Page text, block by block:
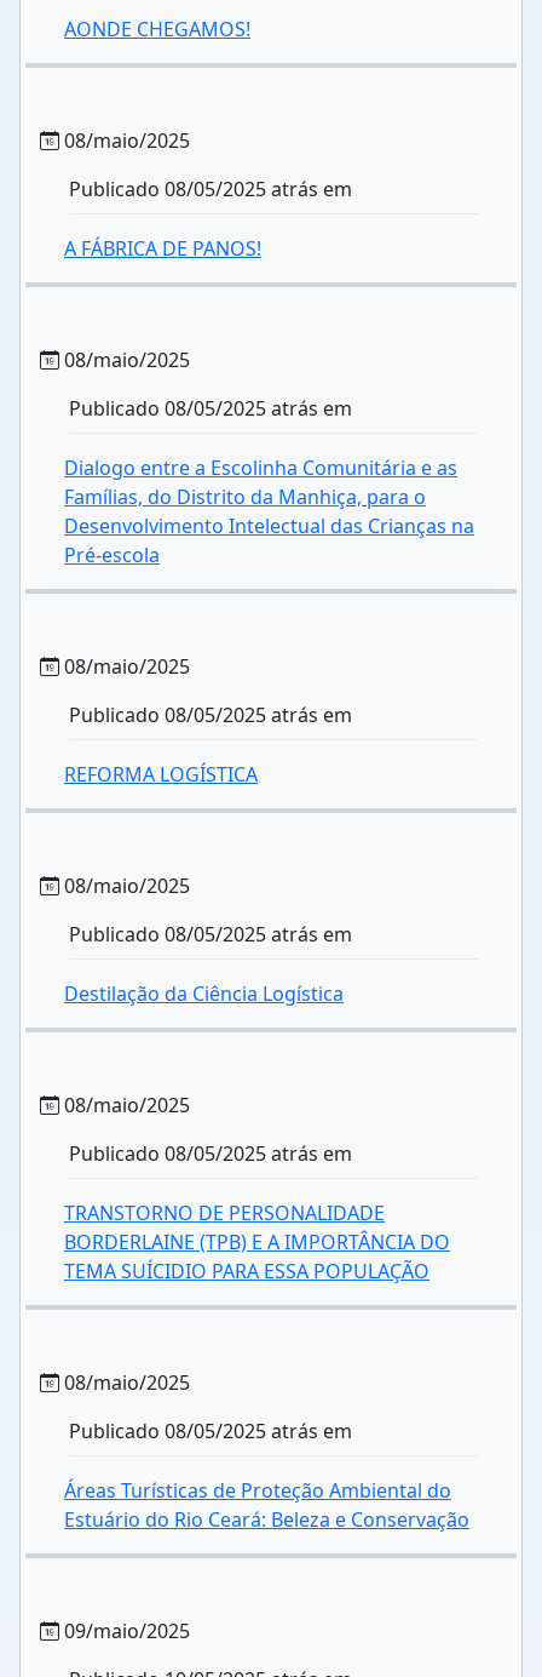
AONDE CHEGAMOS!
08/maio/2025
Publicado 08/05/2025 atrás em
A FÁBRICA DE PANOS!
08/maio/2025
Publicado 08/05/2025 atrás em
Dialogo entre a Escolinha Comunitária e as
Famílias, do Distrito da Manhiça, para o
Desenvolvimento Intelectual das Crianças na
Pré-escola
08/maio/2025
Publicado 08/05/2025 atrás em
REFORMA LOGÍSTICA
08/maio/2025
Publicado 08/05/2025 atrás em
Destilação da Ciência Logística
08/maio/2025
Publicado 08/05/2025 atrás em
TRANSTORNO DE PERSONALIDADE
BORDERLAINE (TPB) E A IMPORTÂNCIA DO
TEMA SUÍCIDIO PARA ESSA POPULAÇÃO
08/maio/2025
Publicado 08/05/2025 atrás em
Áreas Turísticas de Proteção Ambiental do
Estuário do Rio Ceará: Beleza e Conservação
09/maio/2025